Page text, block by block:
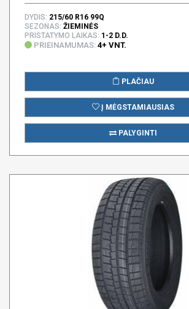
DYDIS: 215/60 R16 99Q
SEZONAS: ŽIEMINĖS
PRISTATYMO LAIKAS: 1-2 D.D.
PRIEINAMUMAS: 4+ VNT.
PLAČIAU
Į MĖGSTAMIAUSIAS
PALYGINTI